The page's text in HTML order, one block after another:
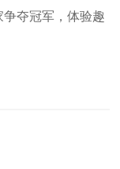
夺冠军，体验趣